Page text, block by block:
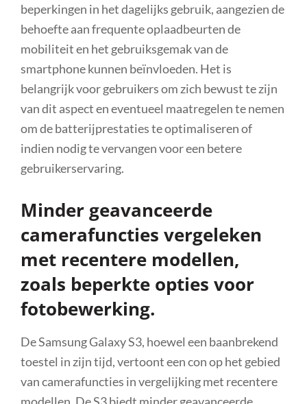
beperkingen in het dagelijks gebruik, aangezien de
behoefte aan frequente oplaadbeurten de
mobiliteit en het gebruiksgemak van de
smartphone kunnen beïnvloeden. Het is
belangrijk voor gebruikers om zich bewust te zijn
van dit aspect en eventueel maatregelen te nemen
om de batterijprestaties te optimaliseren of
indien nodig te vervangen voor een betere
gebruikerservaring.
Minder geavanceerde
camerafuncties vergeleken
met recentere modellen,
zoals beperkte opties voor
fotobewerking.
De Samsung Galaxy S3, hoewel een baanbrekend
toestel in zijn tijd, vertoont een con op het gebied
van camerafuncties in vergelijking met recentere